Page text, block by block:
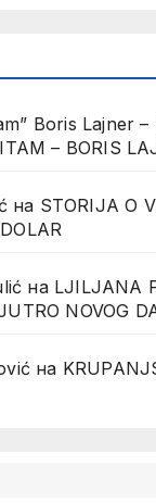
Boris Lajner –
– BORIS
на STORIJA O
на LJILJANA
NOVOG
на